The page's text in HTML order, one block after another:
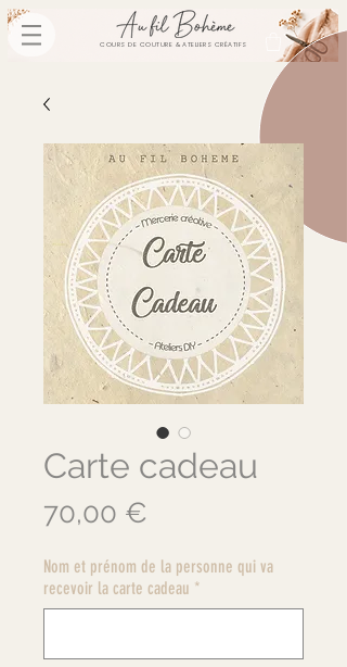
COURS DE COUTURE & ATELIERS CRÉATIFS
Carte cadeau
70,00 €
Nom et prénom de la personne qui va
recevoir la carte cadeau *